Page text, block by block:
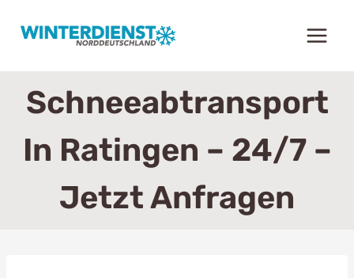
Inhalt
Schneeabtransport
In Ratingen – 24/7 –
Jetzt Anfragen